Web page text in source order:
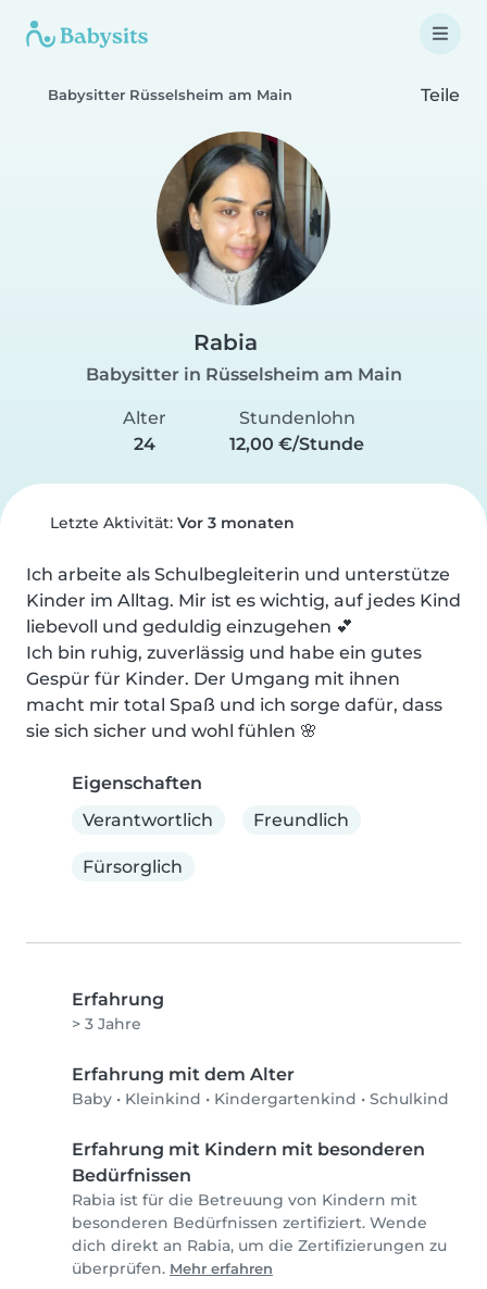
Babysitter Rüsselsheim am Main Teile
Rabia
Babysitter in Rüsselsheim am Main
Alter
24
Stundenlohn
12,00 €/Stunde
Letzte Aktivität: Vor 3 monaten
Ich arbeite als Schulbegleiterin und unterstütze
Kinder im Alltag. Mir ist es wichtig, auf jedes Kind
liebevoll und geduldig einzugehen 💕
Ich bin ruhig, zuverlässig und habe ein gutes
Gespür für Kinder. Der Umgang mit ihnen
macht mir total Spaß und ich sorge dafür, dass
sie sich sicher und wohl fühlen 🌸
Eigenschaften
Verantwortlich
Freundlich
Fürsorglich
Erfahrung
> 3 Jahre
Erfahrung mit dem Alter
Baby • Kleinkind • Kindergartenkind • Schulkind
Erfahrung mit Kindern mit besonderen
Bedürfnissen
Rabia ist für die Betreuung von Kindern mit
besonderen Bedürfnissen zertifiziert. Wende
dich direkt an Rabia, um die Zertifizierungen zu
überprüfen. Mehr erfahren